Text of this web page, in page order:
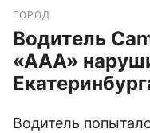
ГОРОД
Водитель
«ААА»
Водитель